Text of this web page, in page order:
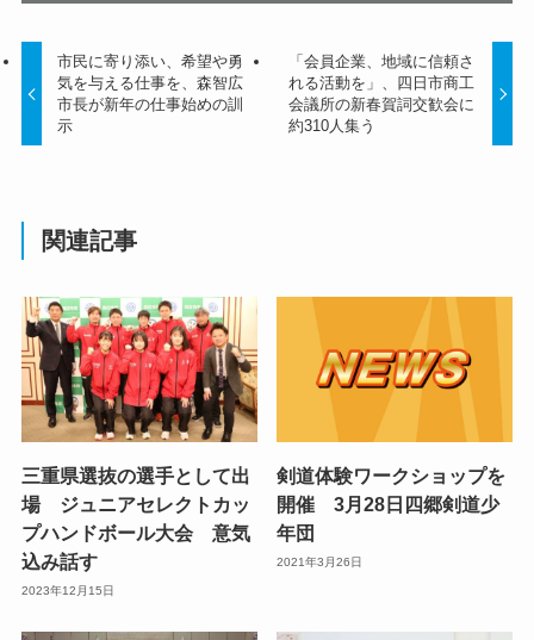
市民に寄り添い、希望や勇
気を与える仕事を、森智広
市長が新年の仕事始めの訓
示
「会員企業、地域に信頼さ
れる活動を」、四日市商工
会議所の新春賀詞交歓会に
約310人集う
関連記事
三重県選抜の選手として出
場 ジュニアセレクトカッ
プハンドボール大会 意気
込み話す
2023年12月15日
剣道体験ワークショップを
開催 3月28日四郷剣道少
年団
2021年3月26日